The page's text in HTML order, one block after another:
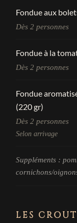
Fondue aux
Dès 2 personnes
Fondue à la
Dès 2 personnes
Fondue
(220 gr)
Dès 2 personnes
Selon arrivage
Suppléments :
cornichons/
LES